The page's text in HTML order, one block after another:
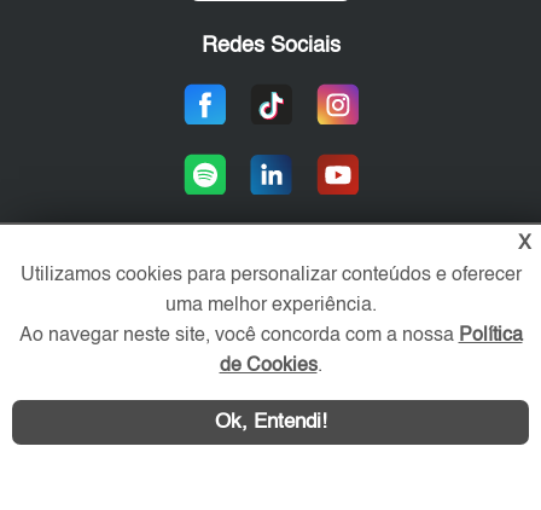
Redes Sociais
Área exclusiva aos anunciantes,
acesse sua conta:
X
Utilizamos cookies para personalizar conteúdos e oferecer
uma melhor experiência.
Ao navegar neste site, você concorda com a nossa Política
de Cookies.
Ok, Entendi!